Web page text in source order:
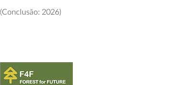
(Conclusão: 2026)